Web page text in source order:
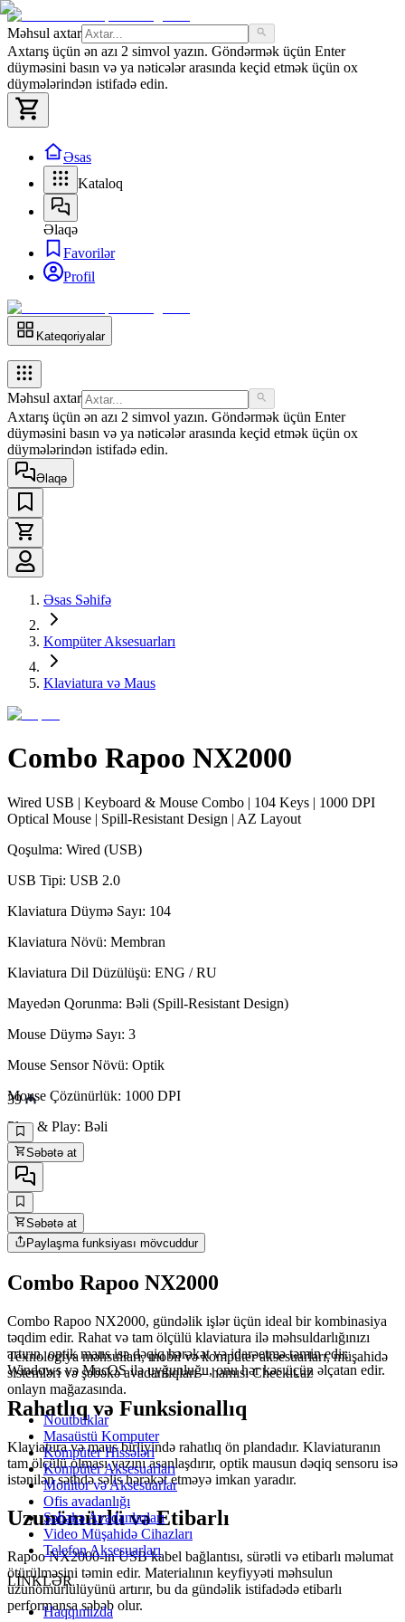
Məhsul axtar
Axtarış üçün ən azı 2 simvol yazın. Göndərmək üçün Enter
düyməsini basın və ya nəticələr arasında keçid etmək üçün ox
düymələrindən istifadə edin.
Əsas
Kataloq
Əlaqə
Favorilər
Profil
Kateqoriyalar
Məhsul axtar
Axtarış üçün ən azı 2 simvol yazın. Göndərmək üçün Enter
düyməsini basın və ya nəticələr arasında keçid etmək üçün ox
düymələrindən istifadə edin.
Əlaqə
Əsas Səhifə
Kompüter Aksesuarları
Klaviatura və Maus
Combo Rapoo NX2000
Wired USB | Keyboard & Mouse Combo | 104 Keys | 1000 DPI
Optical Mouse | Spill-Resistant Design | AZ Layout
Qoşulma: Wired (USB)
USB Tipi: USB 2.0
Klaviatura Düymə Sayı: 104
Klaviatura Növü: Membran
Klaviatura Dil Düzülüşü: ENG / RU
Mayedən Qorunma: Bəli (Spill-Resistant Design)
Mouse Düymə Sayı: 3
Mouse Sensor Növü: Optik
Mouse Çözünürlük: 1000 DPI
Plug & Play: Bəli
Rəng: Black
39
Səbətə at
Səbətə at
Paylaşma funksiyası mövcuddur
Combo Rapoo NX2000
Combo Rapoo NX2000, gündəlik işlər üçün ideal bir kombinasiya
təqdim edir. Rahat və tam ölçülü klaviatura ilə məhsuldarlığınızı
artırın, optik maus isə dəqiq hərəkət və idarəetmə təmin edir.
Windows və MacOS ilə uyğunluğu, onu hər kəs üçün əlçatan edir.
Rahatlıq və Funksionallıq
Klaviatura və maus birliyində rahatlıq ön plandadır. Klaviaturanın
tam ölçülü olması yazını asanlaşdırır, optik mausun dəqiq sensoru isə
istənilən səthdə səlis hərəkət etməyə imkan yaradır.
Uzunömürlü və Etibarlı
Rapoo NX2000-in USB kabel bağlantısı, sürətli və etibarlı məlumat
ötürülməsini təmin edir. Materialının keyfiyyəti məhsulun
uzunömürlülüyünü artırır, bu da gündəlik istifadədə etibarlı
performansa səbəb olur.
Texnologiya məhsulları, mobil və kompüter aksesuarları, müşahidə
sistemləri və şəbəkə avadanlıqları – hamısı Checkit.az
onlayn mağazasında.
Noutbuklar
Masaüstü Komputer
Kompüter Hissələri
Kompüter Aksesuarları
Monitor və Aksesuarlar
Ofis avadanlığı
Şəbəkə Avadanlıqları
Video Müşahidə Cihazları
Telefon Aksesuarları
LİNKLƏR
Haqqımızda